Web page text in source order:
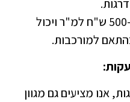
החל מ-500 ש"ח למ"ר ויכול
מציעים גם מגוון